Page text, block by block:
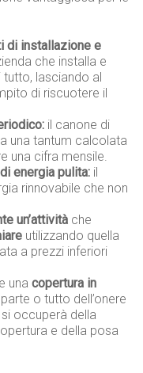
di installazione e
che installa e
lasciando al
di riscuotere il
il canone di
una tantum calcolata
una cifra mensile.
energia pulita: il
rinnovabile che non
un’attività che
utilizzando quella
a prezzi inferiori
unacopertura in
parte o tutto dell’onere
occuperà della
e della posa